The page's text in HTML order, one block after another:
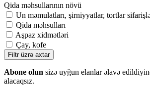
Qida məhsullarının növü
Un məmulatları, şirniyyatlar, tortlar
Qida məhsulları
Aşpaz xidmətləri
Çay, kofe
Filtr üzrə axtar
Abone olun sizə uyğun elanlar əlavə
alacaqsız.